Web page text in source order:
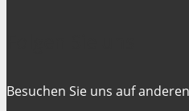
Besuchen Sie uns auf